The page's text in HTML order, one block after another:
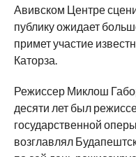
Авивском Центре
публику ожидает
примет участие
Каторза.
Режиссер Миклош
десяти лет был
государственной
возглавлял